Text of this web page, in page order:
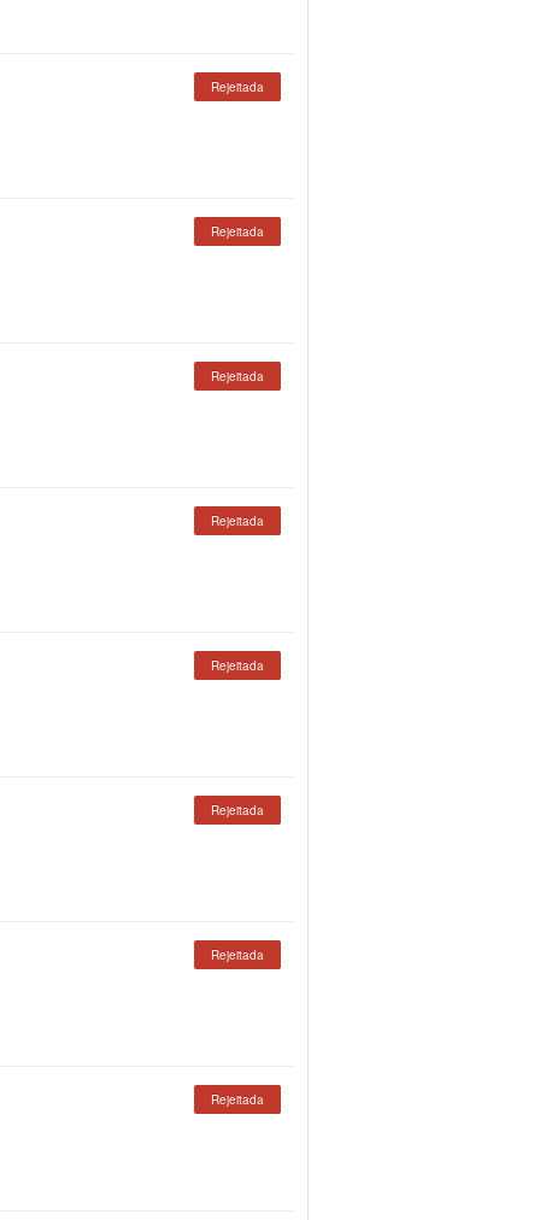
Rejeitada
Rejeitada
Rejeitada
Rejeitada
Rejeitada
Rejeitada
Rejeitada
Rejeitada